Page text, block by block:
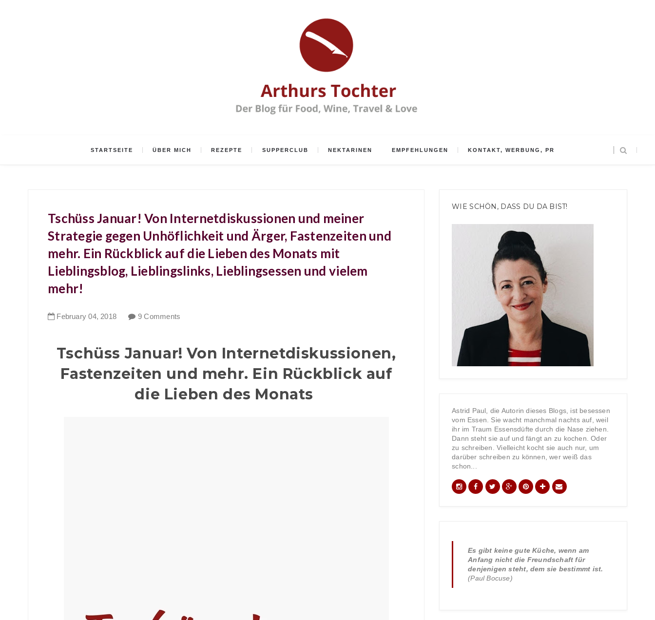
STARTSEITE ÜBER MICH REZEPTE SUPPERCLUB NEKTARINEN EMPFEHLUNGEN KONTAKT, WERBUNG, PR
Tschüss Januar! Von Internetdiskussionen und meiner
Strategie gegen Unhöflichkeit und Ärger, Fastenzeiten und
mehr. Ein Rückblick auf die Lieben des Monats mit
Lieblingsblog, Lieblingslinks, Lieblingsessen und vielem
mehr!
February 04, 2018 9 Comments
Tschüss Januar! Von Internetdiskussionen,
Fastenzeiten und mehr. Ein Rückblick auf
die Lieben des Monats
WIE SCHÖN, DASS DU DA BIST!
Astrid Paul, die Autorin dieses Blogs, ist besessen
vom Essen. Sie wacht manchmal nachts auf, weil
ihr im Traum Essensdüfte durch die Nase ziehen.
Dann steht sie auf und fängt an zu kochen. Oder
zu schreiben. Vielleicht kocht sie auch nur, um
darüber schreiben zu können, wer weiß das
schon...
Es gibt keine gute Küche, wenn am
Anfang nicht die Freundschaft für
denjenigen steht, dem sie bestimmt ist.
(Paul Bocuse)